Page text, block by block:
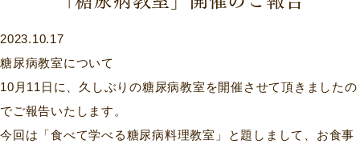
2023.10.17
糖尿病教室について
10月11日に、久しぶりの糖尿病教室を開催させて頂きましたの
でご報告いたします。
今回は「食べて学べる糖尿病料理教室」と題しまして、お食事